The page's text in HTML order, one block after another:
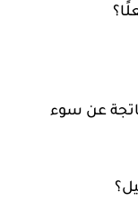
عن سوء